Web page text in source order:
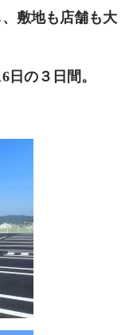
、敷地も店舗も大
日の３日間。